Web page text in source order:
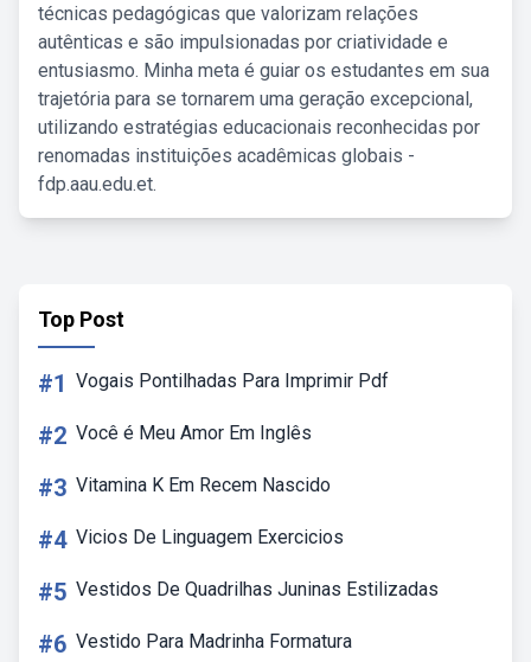
técnicas pedagógicas que valorizam relações
autênticas e são impulsionadas por criatividade e
entusiasmo. Minha meta é guiar os estudantes em sua
trajetória para se tornarem uma geração excepcional,
utilizando estratégias educacionais reconhecidas por
renomadas instituições acadêmicas globais -
fdp.aau.edu.et.
Top Post
#1 Vogais Pontilhadas Para Imprimir Pdf
#2 Você é Meu Amor Em Inglês
#3 Vitamina K Em Recem Nascido
#4 Vicios De Linguagem Exercicios
#5 Vestidos De Quadrilhas Juninas Estilizadas
#6 Vestido Para Madrinha Formatura